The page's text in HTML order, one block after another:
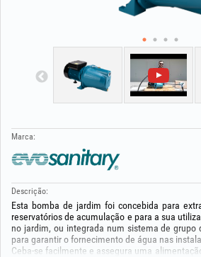
Marca:
Descrição:
Esta bomba de jardim foi concebida para
reservatórios de acumulação e para a sua
no jardim, ou integrada num sistema de grupo
para garantir o fornecimento de água nas
Ceba-se facilmente e assegura uma